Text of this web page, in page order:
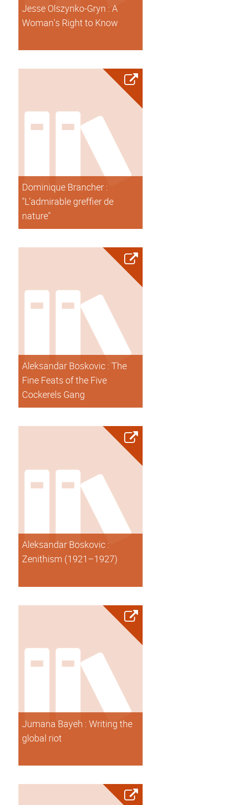
Jesse Olszynko-Gryn : A
Woman's Right to Know
Dominique Brancher :
"L'admirable greffier de
nature"
Aleksandar Boskovic : The
Fine Feats of the Five
Cockerels Gang
Aleksandar Boskovic :
Zenithism (1921–1927)
Jumana Bayeh : Writing the
global riot